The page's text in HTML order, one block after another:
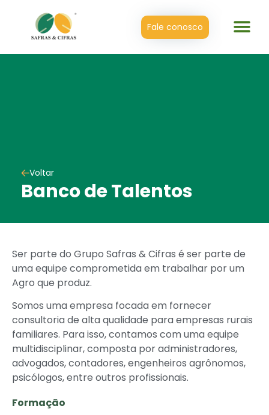
Fale conosco
Voltar
Banco de Talentos
Ser parte do Grupo Safras & Cifras é ser parte de
uma equipe comprometida em trabalhar por um
Agro que produz.
Somos uma empresa focada em fornecer
consultoria de alta qualidade para empresas rurais
familiares. Para isso, contamos com uma equipe
multidisciplinar, composta por administradores,
advogados, contadores, engenheiros agrônomos,
psicólogos, entre outros profissionais.
Formação